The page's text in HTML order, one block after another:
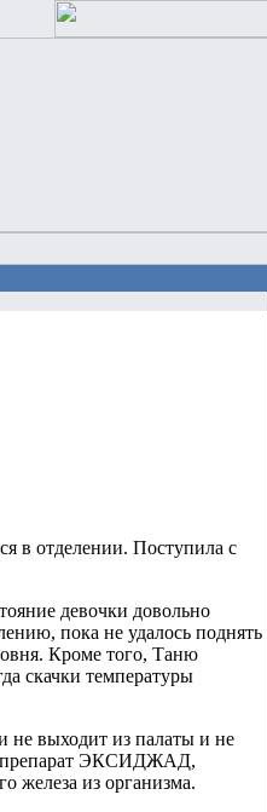
в отделении. Поступила с
девочки довольно
пока не удалось поднять
Кроме того, Таню
скачки температуры
не выходит из палаты и не
препарат ЭКСИДЖАД,
железа из организма.